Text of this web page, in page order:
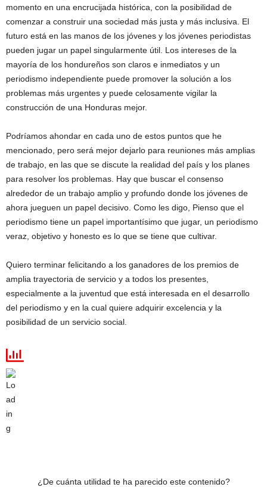
momento en una encrucijada histórica, con la posibilidad de
comenzar a construir una sociedad más justa y más inclusiva. El
futuro está en las manos de los jóvenes y los jóvenes periodistas
pueden jugar un papel singularmente útil. Los intereses de la
mayoría de los hondureños son claros e inmediatos y un
periodismo independiente puede promover la solución a los
problemas más urgentes y puede celosamente vigilar la
construcción de una Honduras mejor.
Podríamos ahondar en cada uno de estos puntos que he
mencionado, pero será mejor dejarlo para reuniones más amplias
de trabajo, en las que se discute la realidad del país y los planes
para resolver los problemas. Hay que buscar el consenso
alrededor de un trabajo amplio y profundo donde los jóvenes de
ahora jueguen un papel decisivo. Como les digo, Pienso que el
periodismo tiene un papel importantísimo que jugar, un periodismo
veraz, objetivo y honesto es lo que se tiene que cultivar.
Quiero terminar felicitando a los ganadores de los premios de
amplia trayectoria de servicio y a todos los presentes,
especialmente a la juventud que está interesada en el desarrollo
del periodismo y en la cual quiere adquirir excelencia y la
posibilidad de un servicio social.
¿De cuánta utilidad te ha parecido este contenido?